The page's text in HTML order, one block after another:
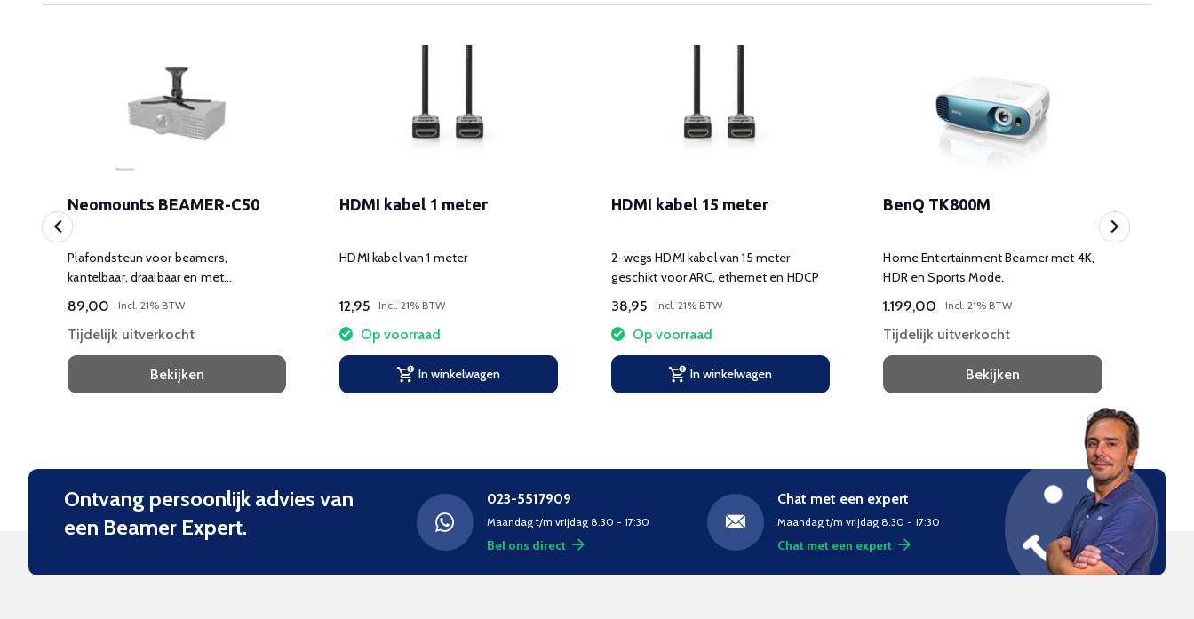
Neomounts BEAMER-C50
Plafondsteun voor beamers,
kantelbaar, draaibaar en met
89,00 Incl. 21% BTW
Tijdelijk uitverkocht
Bekijken
HDMI kabel 1 meter
HDMI kabel van 1 meter
12,95 Incl. 21% BTW
Op voorraad
In winkelwagen
HDMI kabel 15 meter
2-wegs HDMI kabel van 15 meter
geschikt voor ARC, ethernet en HDCP
38,95 Incl. 21% BTW
Op voorraad
In winkelwagen
BenQ TK800M
Home Entertainment Beamer met 4K,
HDR en Sports Mode.
1.199,00 Incl. 21% BTW
Tijdelijk uitverkocht
Bekijken
Ontvang persoonlijk advies van
een Beamer Expert.
023-5517909
Maandag t/m vrijdag 8.30 - 17:30
Bel ons direct
Chat met een expert
Maandag t/m vrijdag 8.30 - 17:30
Chat met een expert